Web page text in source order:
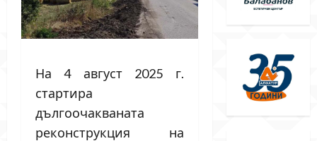
На 4 август 2025 г.
стартира
дългоочакваната
реконструкция на